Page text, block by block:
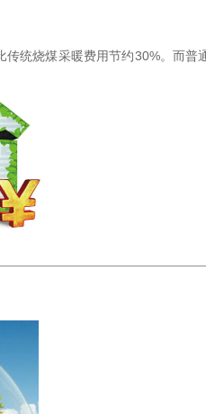
统烧煤采暖费用节约30%。而普